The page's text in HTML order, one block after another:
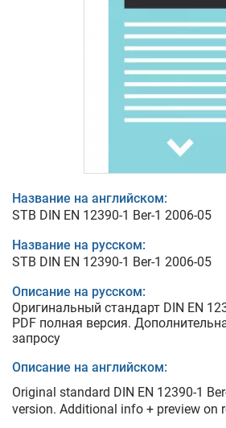
Название на английском:
STB DIN EN 12390-1 Ber-1 2006-05
Название на русском:
STB DIN EN 12390-1 Ber-1 2006-05
Описание на русском:
Оригинальный стандарт DIN EN
PDF полная версия.
запросу
Описание на английском:
Original standard DIN EN 12390-1
version. Additional info + preview on